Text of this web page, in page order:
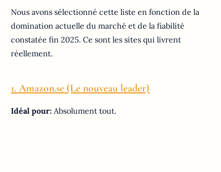
Nous avons sélectionné cette liste en fonction de la
domination actuelle du marché et de la fiabilité
constatée fin 2025. Ce sont les sites qui livrent
réellement.
1. Amazon.se (Le nouveau leader)
Idéal pour: Absolument tout.